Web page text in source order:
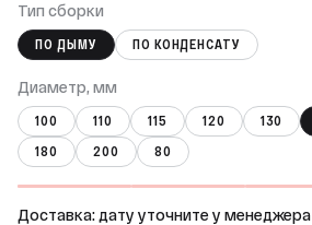
Тип сборки
ПО ДЫМУ ПО КОНДЕНСАТУ
Диаметр, мм
100 110 115 120 130
180
200 80
Доставка: дату уточните у менеджера